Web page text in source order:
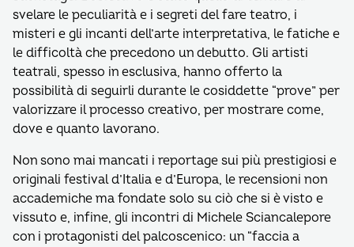
svelare le peculiarità e i segreti del fare teatro, i
misteri e gli incanti dell’arte interpretativa, le fatiche e
le difficoltà che precedono un debutto. Gli artisti
teatrali, spesso in esclusiva, hanno offerto la
possibilità di seguirli durante le cosiddette “prove” per
valorizzare il processo creativo, per mostrare come,
dove e quanto lavorano.
Non sono mai mancati i reportage sui più prestigiosi e
originali festival d’Italia e d’Europa, le recensioni non
accademiche ma fondate solo su ciò che si è visto e
vissuto e, infine, gli incontri di Michele Sciancalepore
con i protagonisti del palcoscenico: un “faccia a